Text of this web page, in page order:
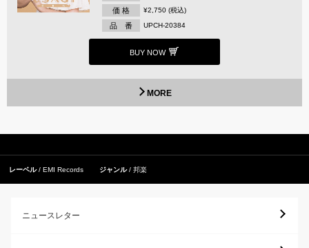
価 格 ¥2,750 (税込)
品 番 UPCH-20384
BUY NOW
MORE
レーベル EMI Records ジャンル 邦楽
ニュースレター